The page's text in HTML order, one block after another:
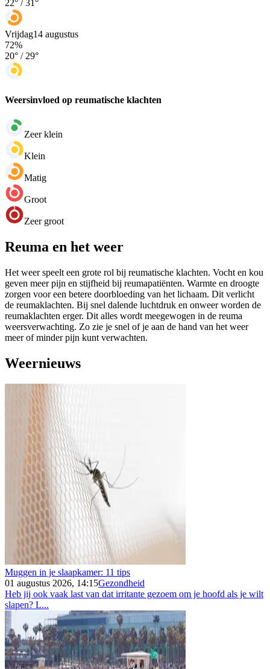
22° / 31 °
Vrijdag14 augustus
72%
20° / 29°
Weersinvloed op reumatische klachten
Zeer klein
Klein
Matig
Groot
Zeer groot
Reuma en het weer
Het weer speelt een grote rol bij reumatische klachten. Vocht en kou
geven meer pijn en stijfheid bij reumapatiënten. Warmte en droogte
zorgen voor een betere doorbloeding van het lichaam. Dit verlicht
de reumaklachten. Bij snel dalende luchtdruk en onweer worden de
reumaklachten erger. Dit alles wordt meegewogen in de reuma
weersverwachting. Zo zie je snel of je aan de hand van het weer
meer of minder pijn kunt verwachten.
Weernieuws
Muggen in je slaapkamer: 11 tips
01 augustus 2026, 14:15Gezondheid
Heb jij ook vaak last van dat irritante gezoem om je hoofd als je wilt
slapen? L...